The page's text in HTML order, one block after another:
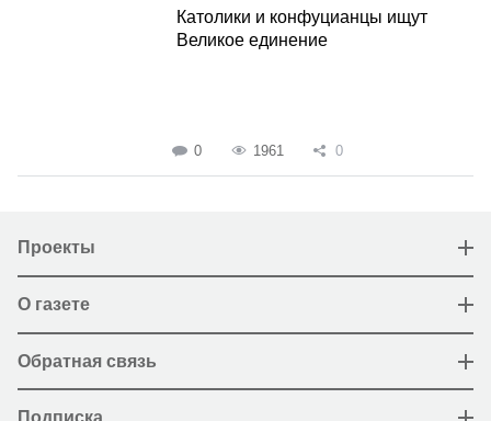
Католики и конфуцианцы ищут
Великое единение
0 1961 0
Проекты
О газете
Обратная связь